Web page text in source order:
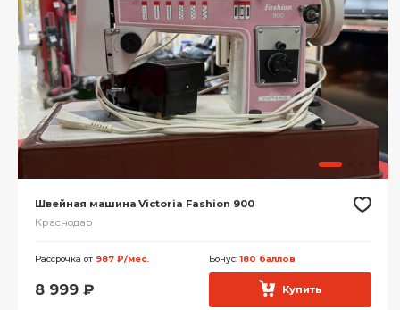
Швейная машина Victoria Fashion 900
Краснодар
Рассрочка от 987 ₽/мес. Бонус:180 баллов
8 999 ₽ Купить